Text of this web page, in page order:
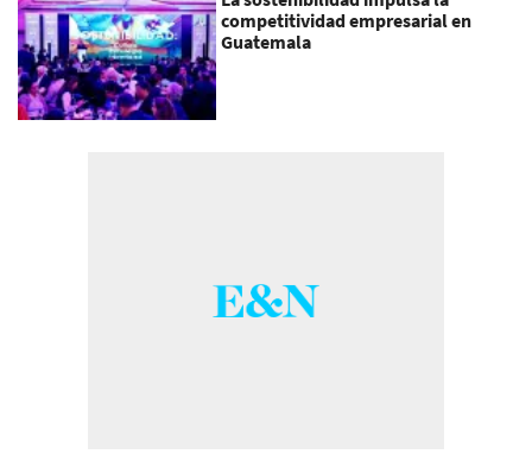
competitividad empresarial en
Guatemala